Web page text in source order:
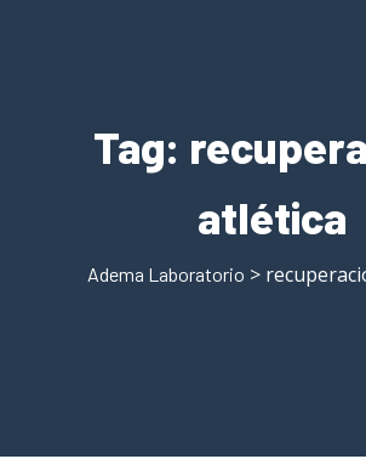
Tag:
atlética
Adema Laboratorio >